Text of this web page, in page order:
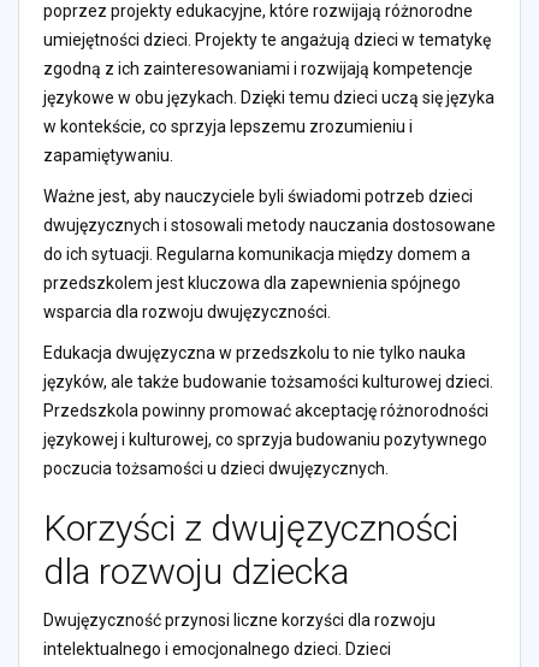
poprzez projekty edukacyjne, które rozwijają różnorodne
umiejętności dzieci. Projekty te angażują dzieci w tematykę
zgodną z ich zainteresowaniami i rozwijają kompetencje
językowe w obu językach. Dzięki temu dzieci uczą się języka
w kontekście, co sprzyja lepszemu zrozumieniu i
zapamiętywaniu.
Ważne jest, aby nauczyciele byli świadomi potrzeb dzieci
dwujęzycznych i stosowali metody nauczania dostosowane
do ich sytuacji. Regularna komunikacja między domem a
przedszkolem jest kluczowa dla zapewnienia spójnego
wsparcia dla rozwoju dwujęzyczności.
Edukacja dwujęzyczna w przedszkolu to nie tylko nauka
języków, ale także budowanie tożsamości kulturowej dzieci.
Przedszkola powinny promować akceptację różnorodności
językowej i kulturowej, co sprzyja budowaniu pozytywnego
poczucia tożsamości u dzieci dwujęzycznych.
Korzyści z dwujęzyczności
dla rozwoju dziecka
Dwujęzyczność przynosi liczne korzyści dla rozwoju
intelektualnego i emocjonalnego dzieci. Dzieci